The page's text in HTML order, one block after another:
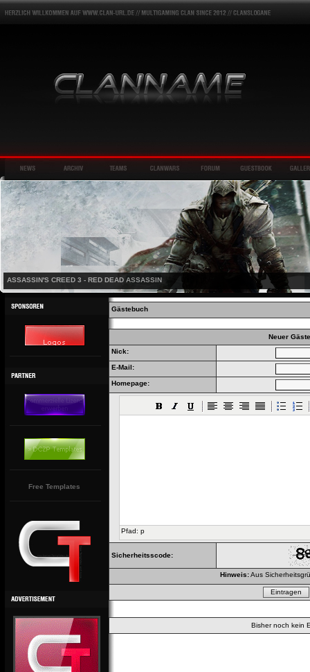
ASSASSIN'S CREED 3 - RED DEAD ASSASSIN
Free Templates
Gästebuch
Neuer
Nick:
E-Mail:
Homepage:
Pfad: p
Sicherheitsscode:
Hinweis:Aus
Bisher noch kein